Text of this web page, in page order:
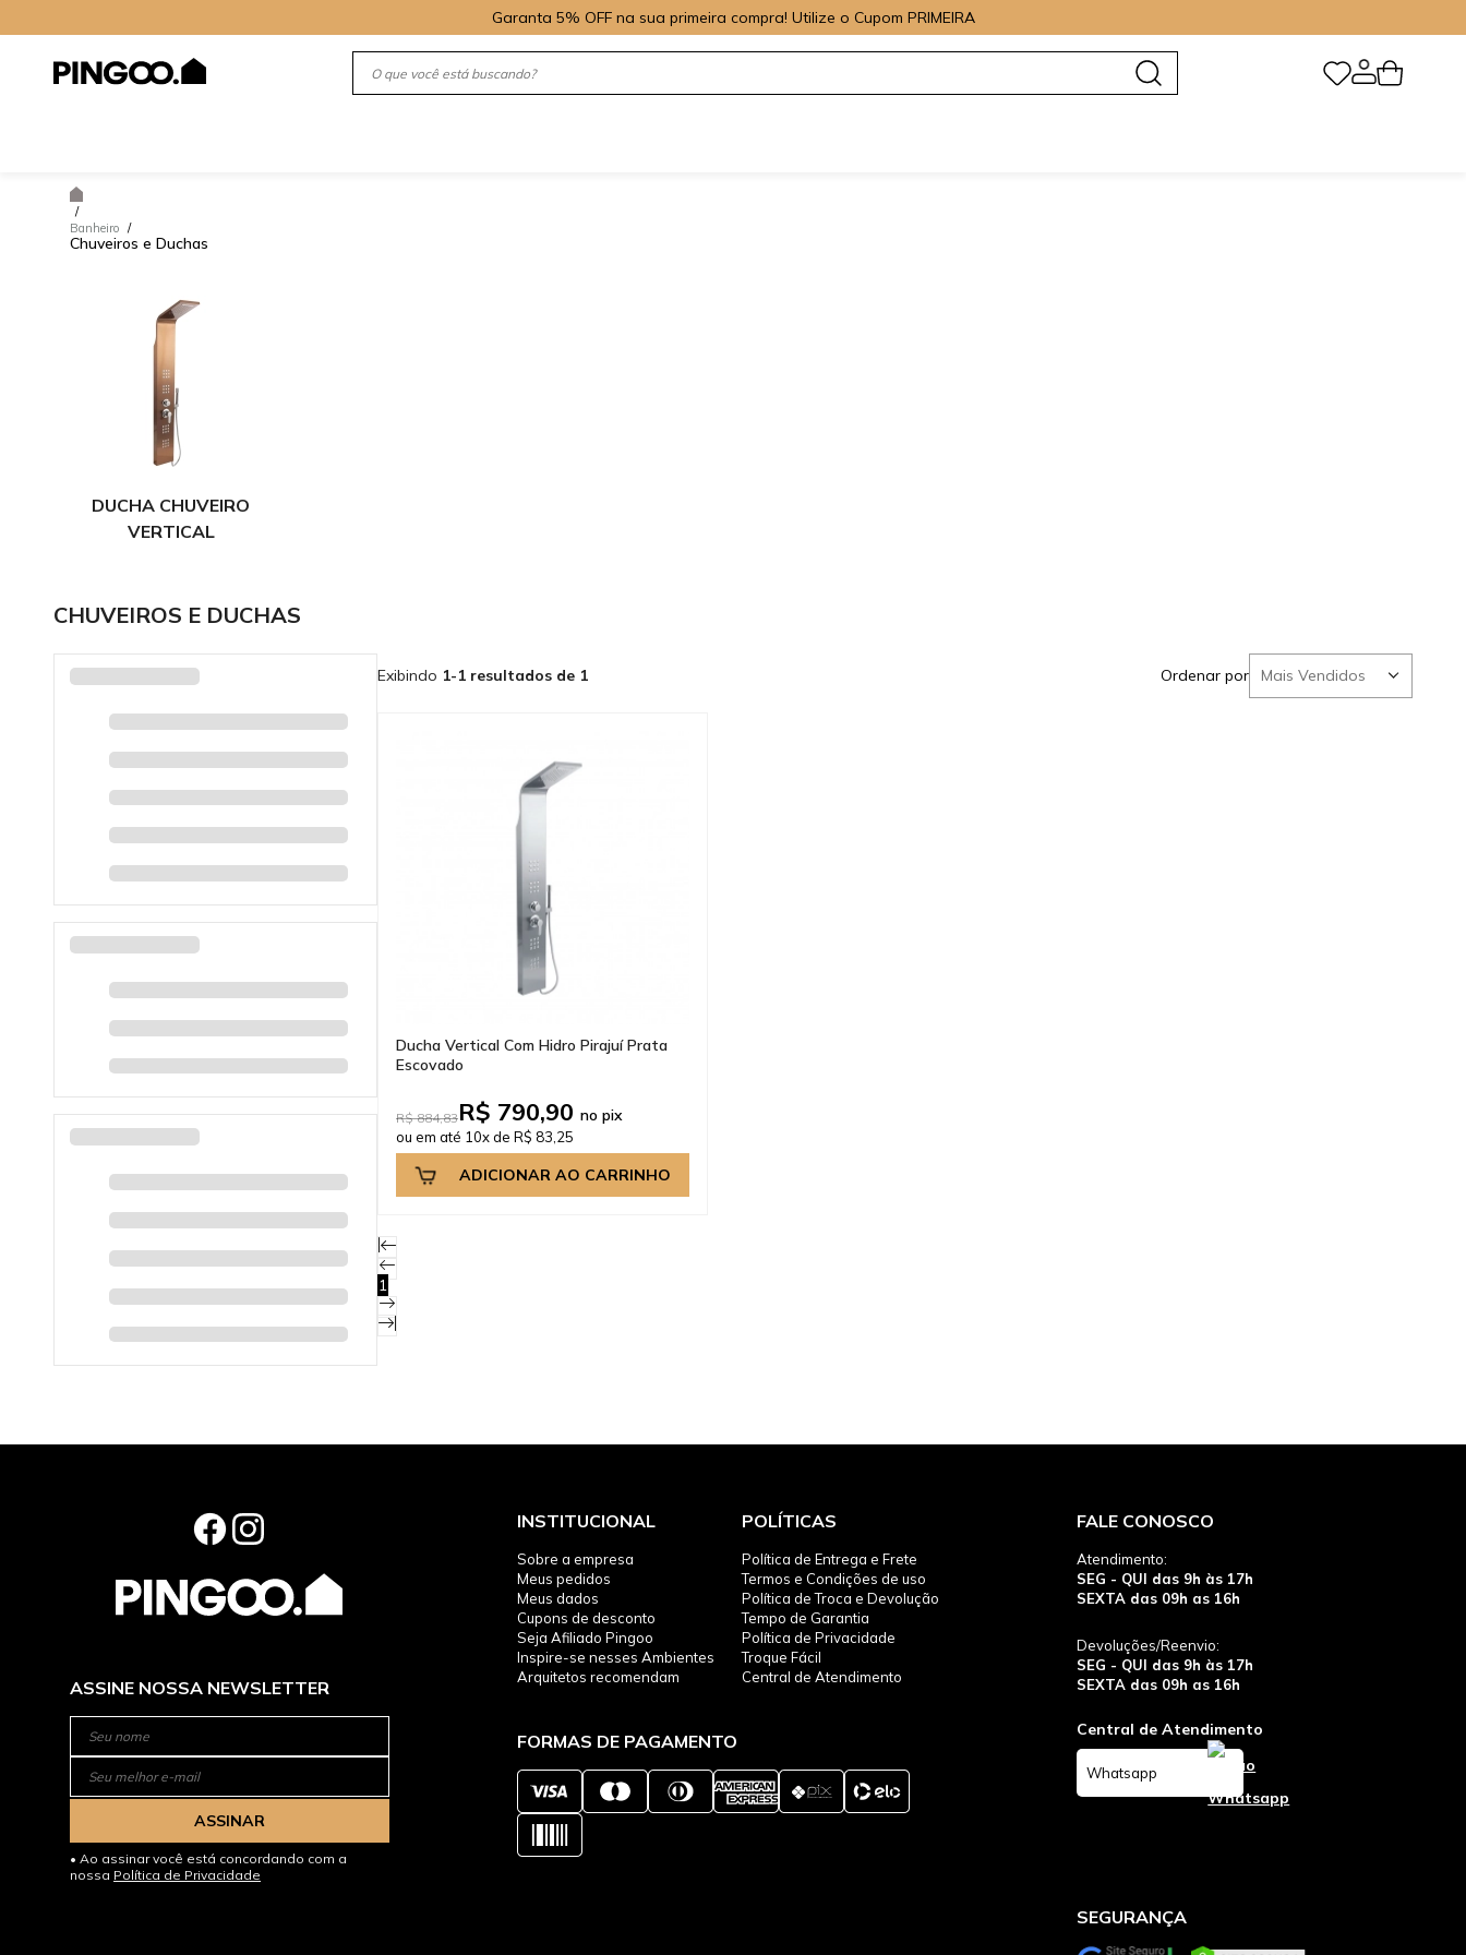
Garanta 5% OFF na sua primeira compra! Utilize o Cupom PRIMEIRA
/
Banheiro /
Chuveiros e Duchas
DUCHA CHUVEIRO
VERTICAL
CHUVEIROS E DUCHAS
Exibindo 1-1 resultados de 1 Ordenar por Mais Vendidos
Ducha Vertical Com Hidro Pirajuí Prata
Escovado
R$ 884,83R$ 790,90 no pix
ou em até 10x de R$ 83,25
ADICIONAR AO CARRINHO
1
ASSINE NOSSA NEWSLETTER
ASSINAR
Ao assinar você está concordando com a
nossa Política de Privacidade
INSTITUCIONAL
Sobre a empresa
Meus pedidos
Meus dados
Cupons de desconto
Seja Afiliado Pingoo
Inspire-se nesses Ambientes
Arquitetos recomendam
POLÍTICAS
Política de Entrega e Frete
Termos e Condições de uso
Política de Troca e Devolução
Tempo de Garantia
Política de Privacidade
Troque Fácil
Central de Atendimento
FORMAS DE PAGAMENTO
FALE CONOSCO
Atendimento:
SEG - QUI das 9h às 17h
SEXTA das 09h as 16h
Devoluções/Reenvio:
SEG - QUI das 9h às 17h
SEXTA das 09h as 16h
Central de Atendimento
Whatsapp
SEGURANÇA